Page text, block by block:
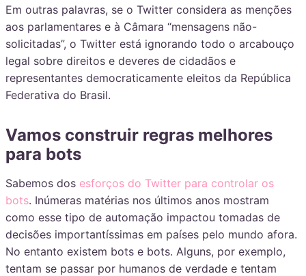
Em outras palavras, se o Twitter considera as menções
aos parlamentares e à Câmara “mensagens não-
solicitadas”, o Twitter está ignorando todo o arcabouço
legal sobre direitos e deveres de cidadãos e
representantes democraticamente eleitos da República
Federativa do Brasil.
Vamos construir regras melhores
para bots
Sabemos dos esforços do Twitter para controlar os
bots. Inúmeras matérias nos últimos anos mostram
como esse tipo de automação impactou tomadas de
decisões importantíssimas em países pelo mundo afora.
No entanto existem bots e bots. Alguns, por exemplo,
tentam se passar por humanos de verdade e tentam